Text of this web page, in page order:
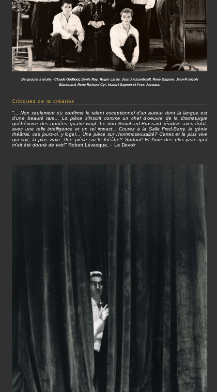
De gauche à droite - Claude Godbout, Denis Roy, Roger Larue, Jean Archambault, René Gagnon, Jean-François
Blanchard, René Richard Cyr, Hubert Gagnon et Yves Jacques.
Critiques de la création
"...Non seulement s'y confirme le talent exceptionnel d'un auteur dont la langue est
d'une beauté rare... La pièce s'inscrit comme un chef d'oeuvre de la dramaturgie
québécoise des années quatre-vingt. Le duo Bouchard-Brassard récidive avec éclat,
avec une telle intelligence et un tel impact... Courez à la Salle Fred-Barry, le génie
théâtral, ces jours-ci, y loge!... Une pièce sur l'hommosexualité? Certes et la plus vive
qui soit, la plus vraie. Une pièce sur le théâtre? Surtout! Et l'une des plus juste qu'il
m'ait été donné de voir!" Robert Lévesque, - Le Devoir